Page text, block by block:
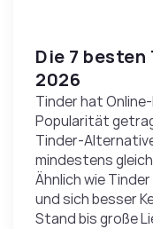
Die 7
2026
Tinder hat
Popularität
Tinder-
mindestens
Ähnlich wie
und sich besser
Stand bis große